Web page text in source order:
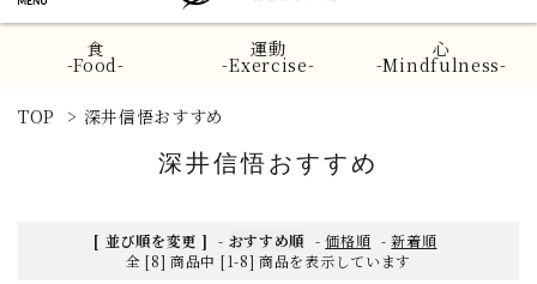
食
-Food-
運動
-Exercise-
心
-Mindfulness-
TOP > 深井信悟おすすめ
深井信悟おすすめ
[ 並び順を変更 ] - おすすめ順 -価格順 -新着順
全 [8] 商品中 [1-8] 商品を表示しています